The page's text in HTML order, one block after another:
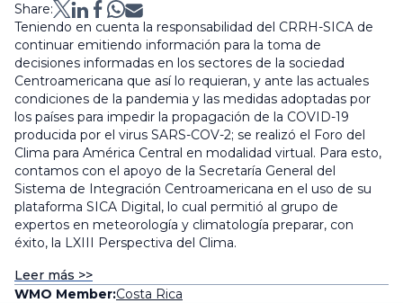
Share:
Teniendo en cuenta la responsabilidad del CRRH-SICA de
continuar emitiendo información para la toma de
decisiones informadas en los sectores de la sociedad
Centroamericana que así lo requieran, y ante las actuales
condiciones de la pandemia y las medidas adoptadas por
los países para impedir la propagación de la COVID-19
producida por el virus SARS-COV-2; se realizó el Foro del
Clima para América Central en modalidad virtual. Para esto,
contamos con el apoyo de la Secretaría General del
Sistema de Integración Centroamericana en el uso de su
plataforma SICA Digital, lo cual permitió al grupo de
expertos en meteorología y climatología preparar, con
éxito, la LXIII Perspectiva del Clima.
Leer más >>
WMO Member:Costa Rica